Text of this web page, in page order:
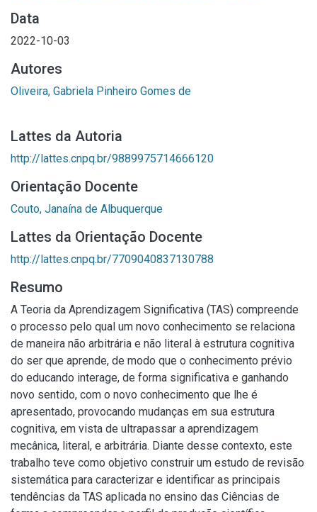
Data
2022-10-03
Autores
Oliveira, Gabriela Pinheiro Gomes de
Lattes da Autoria
http://lattes.cnpq.br/9889975714666120
Orientação Docente
Couto, Janaína de Albuquerque
Lattes da Orientação Docente
http://lattes.cnpq.br/7709040837130788
Resumo
A Teoria da Aprendizagem Significativa (TAS) compreende
o processo pelo qual um novo conhecimento se relaciona
de maneira não arbitrária e não literal à estrutura cognitiva
do ser que aprende, de modo que o conhecimento prévio
do educando interage, de forma significativa e ganhando
novo sentido, com o novo conhecimento que lhe é
apresentado, provocando mudanças em sua estrutura
cognitiva, em vista de ultrapassar a aprendizagem
mecânica, literal, e arbitrária. Diante desse contexto, este
trabalho teve como objetivo construir um estudo de revisão
sistemática para caracterizar e identificar as principais
tendências da TAS aplicada no ensino das Ciências de